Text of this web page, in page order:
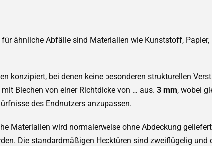
ähnliche Abfälle sind Materialien wie Kunststoff,
konzipiert, bei denen keine besonderen strukturellen
Blechen von einer Richtdicke von … aus. 3 mm, wobei
des Endnutzers anzupassen.
Materialien wird normalerweise ohne Abdeckung
Die standardmäßigen Hecktüren sind zweiflügelig